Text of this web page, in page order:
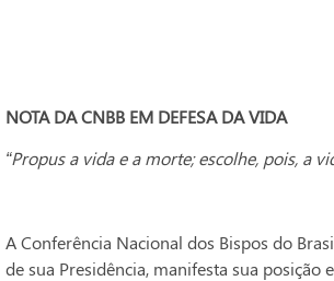
NOTA DA CNBB EM DEFESA DA VIDA
“Propus a vida e a morte; escolhe, pois, a
A Conferência Nacional dos Bispos do
de sua Presidência, manifesta sua posição